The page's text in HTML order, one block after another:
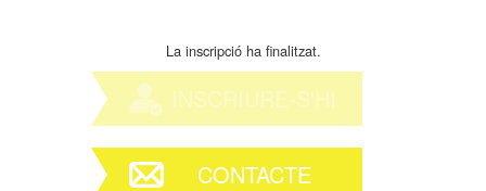
La inscripció ha finalitzat.
INSCRIURE-S'HI
CONTACTE